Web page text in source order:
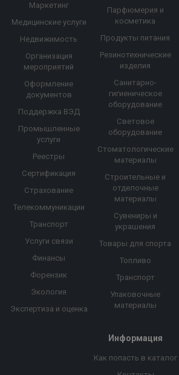
Маркетинг
Медицинские услуги
Недвижимость
Организация
мероприятий
Оформление
документов
Поддержка ВЭД
Промышленные
услуги
Реестры
Сертификация
Страхование
Телекоммуникации
Транспорт
Услуги связи
Финансы
Форензик
Экология
Экспертиза и оценка
Парфюмерия и
косметика
Продукты питания
Резинотехнические
изделия
Санитарно-
гигиеническое
оборудование
Световое
оборудование
Стоматологические
материалы
Строительные и
отделочные
материалы
Сувениры и
украшения
Товары для спорта
Топливо
Транспорт
Упаковочные
материалы
Информация
Как попасть в каталог